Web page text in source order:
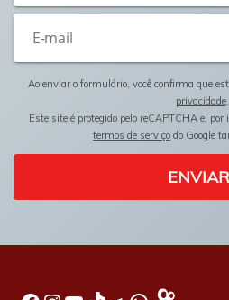
Ao enviar o formulário, você confirma que
privacidade.
Este site é protegido pelo reCAPTCHA e, por
termos de serviço do Google
ENVIAR